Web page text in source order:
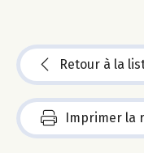
Retour à la
Imprimer la